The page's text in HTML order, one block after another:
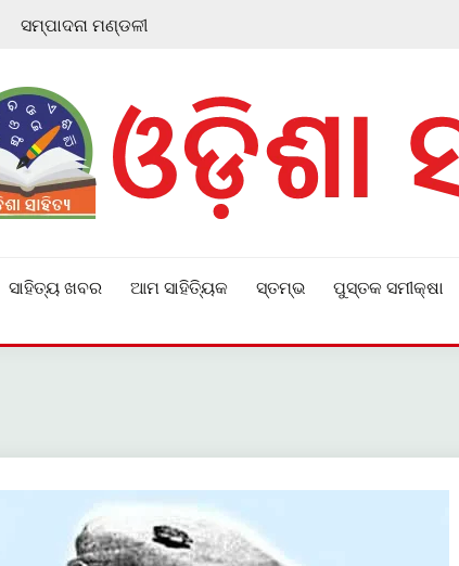
ସମ୍ପାଦନା ମଣ୍ଡଳୀ
ସାହିତ୍ୟ ଖବର ଆମ ସାହିତ୍ୟିକ ସ୍ତମ୍ଭ ପୁସ୍ତକ ସମୀକ୍ଷା